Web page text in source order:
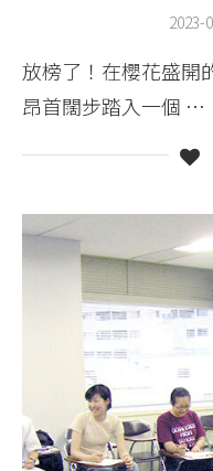
2023-
放榜了！在櫻花盛開
昂首闊步踏入一個 …